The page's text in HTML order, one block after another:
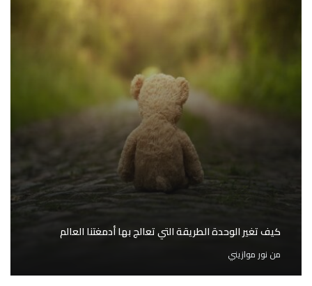
كيف تغير الوحدة الطريقة التي تعالج بها أدمغتنا العالم
من نور موازيني